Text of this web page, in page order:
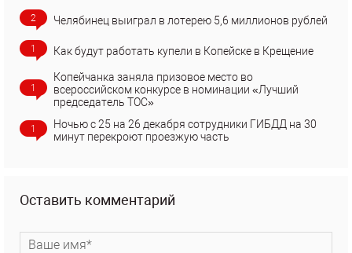
2 Челябинец выиграл в лотерею 5,6 миллионов рублей
1 Как будут работать купели в Копейске в Крещение
1
Копейчанка заняла призовое место во
всероссийском конкурсе в номинации «Лучший
председатель ТОС»
1
Ночью с 25 на 26 декабря сотрудники ГИБДД на 30
минут перекроют проезжую часть
Оставить комментарий